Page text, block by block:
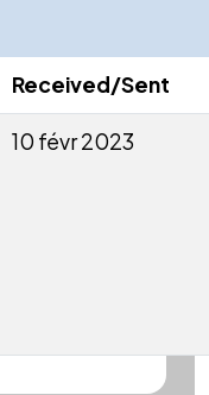
Received/Sent
10 févr 2023